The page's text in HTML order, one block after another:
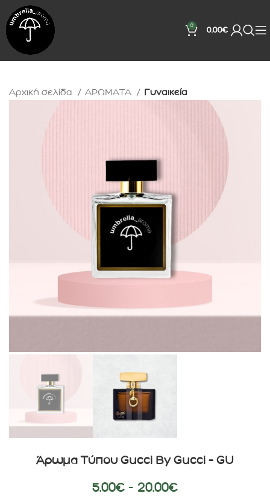
0 0.00€
Αρχική σελίδα ΑΡΩΜΑΤΑ Γυναικεία
Άρωμα Τύπου Gucci By Gucci – GU
5.00€ – 20.00€